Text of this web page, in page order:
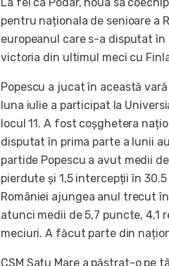
pentru naționala de senioare a
europeanul care s-a disputat
victoria din ultimul meci cu
Popescu a jucat în această
luna iulie a participat la
locul 11. A fost coșghetera
disputat în prima parte a lunii
partide Popescu a avut medii
pierdute și 1,5 intercepții în
României ajungea anul trecut
atunci medii de 5,7 puncte, 4,1
meciuri. A făcut parte din
CSM Satu Mare a păstrat-o pe